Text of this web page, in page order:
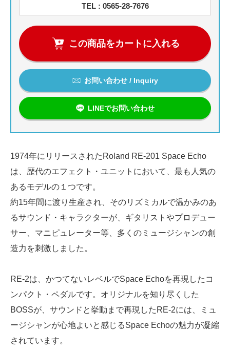
TEL : 0565-28-7676
この商品をカートに入れる
お問い合わせ / Inquiry
LINEでお問い合わせ
1974年にリリースされたRoland RE-201 Space Echo
は、歴代のエフェクト・ユニットにおいて、最も人気の
あるモデルの１つです。
約15年間に渡り生産され、そのリズミカルで温かみのあ
るサウンド・キャラクターが、ギタリストやプロデュー
サー、マニピュレーター等、多くのミュージシャンの創
造力を刺激しました。
RE-2は、かつてないレベルでSpace Echoを再現したコ
ンパクト・ペダルです。オリジナルを知り尽くした
BOSSが、サウンドと挙動まで再現したRE-2には、ミュ
ージシャンが心地よいと感じるSpace Echoの魅力が凝縮
されています。